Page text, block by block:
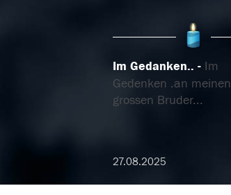
Im Gedanken..
Im
Gedenken .an meinen
grossen Bruder...
27.08.2025